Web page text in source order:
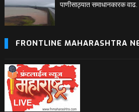
पाणीसाठ्यात समाधानकारक वाढ.
FRONTLINE MAHARASHTRA